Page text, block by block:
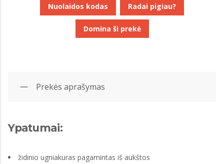
Nuolaidos kodas Radai pigiau?
Domina ši prekė
Prekės aprašymas
Ypatumai:
židinio ugniakuras pagamintas iš aukštos